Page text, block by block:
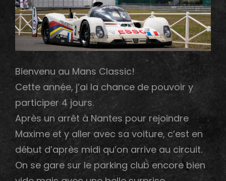
Bienvenu au Mans Classic!
Cette année, j’ai la chance de pouvoir y
participer 4 jours.
Après un arrêt à Nantes pour rejoindre
Maxime et y aller avec sa voiture, c’est en
début d’après midi qu’on arrive au circuit.
On se gare sur le parking club encore bien